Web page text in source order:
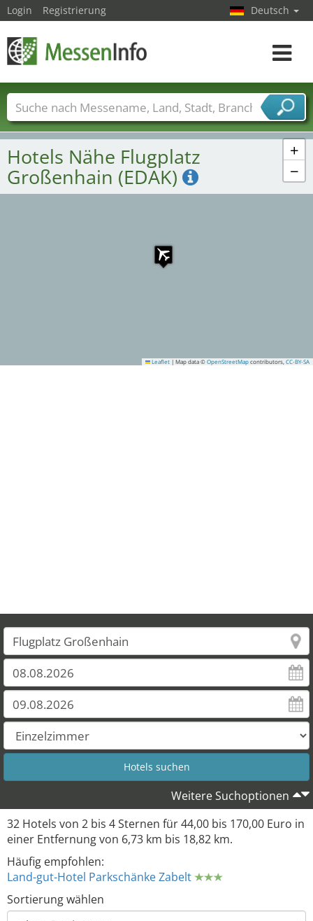
6
29
+
−
Leaflet | Map data © OpenStreetMap contributors, CC-BY-SA
Hotels Nähe Flugplatz
Großenhain (EDAK)
Weitere Suchoptionen
32 Hotels von 2 bis 4 Sternen für 44,00 bis 170,00 Euro in
einer Entfernung von 6,73 km bis 18,82 km.
Häufig empfohlen:
Land-gut-Hotel Parkschänke Zabelt
Sortierung wählen
Login Registrierung Deutsch
Toggle
Messenamen Länder Städte
Branchen
Dienstleisterbranchen